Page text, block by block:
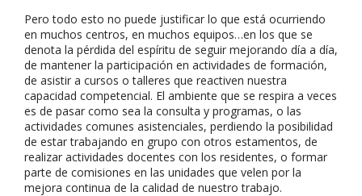
Pero todo esto no puede justificar lo que está ocurriendo
en muchos centros, en muchos equipos…en los que se
denota la pérdida del espíritu de seguir mejorando día a día,
de mantener la participación en actividades de formación,
de asistir a cursos o talleres que reactiven nuestra
capacidad competencial. El ambiente que se respira a veces
es de pasar como sea la consulta y programas, o las
actividades comunes asistenciales, perdiendo la posibilidad
de estar trabajando en grupo con otros estamentos, de
realizar actividades docentes con los residentes, o formar
parte de comisiones en las unidades que velen por la
mejora continua de la calidad de nuestro trabajo.